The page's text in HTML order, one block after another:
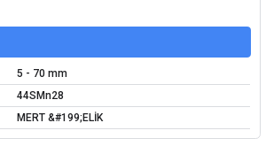
5 - 70 mm
44SMn28
MERT &#199;ELİK